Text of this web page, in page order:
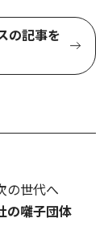
の記事を
の世代へ
の囃子団体